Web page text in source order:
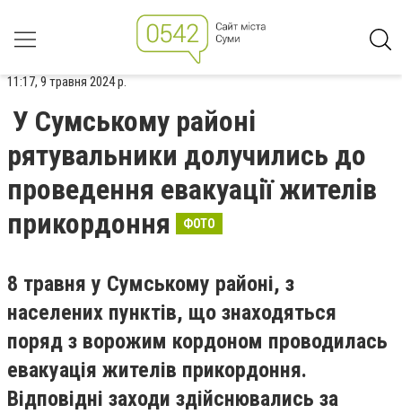
11:17, 9 травня 2024 р.
У Сумському районі
рятувальники долучились до
проведення евакуації жителів
прикордоння
ФОТО
8 травня у Сумському районі, з
населених пунктів, що знаходяться
поряд з ворожим кордоном проводилась
евакуація жителів прикордоння.
Відповідні заходи здійснювались за